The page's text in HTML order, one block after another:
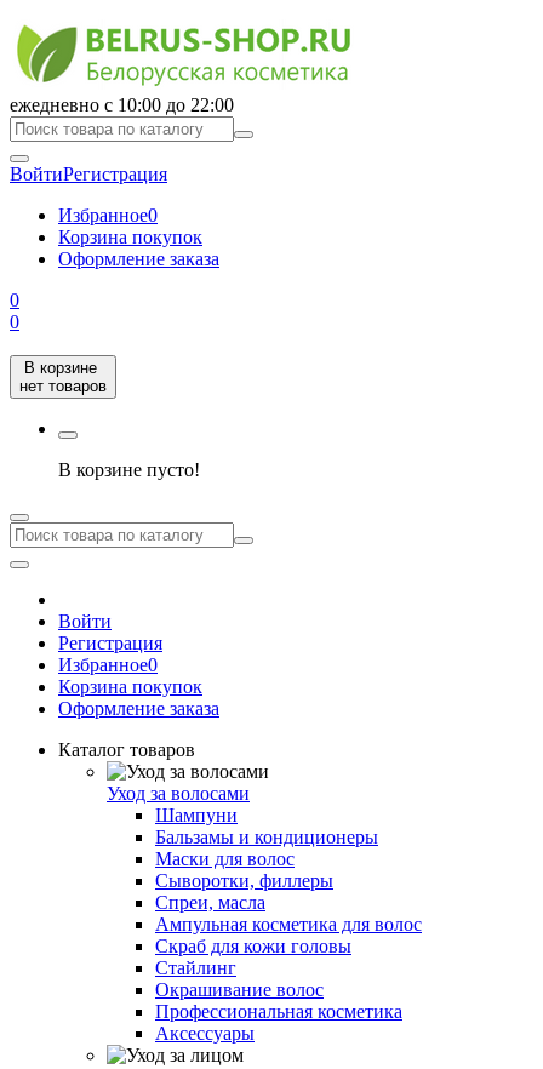
ежедневно с 10:00 до 22:00
ВойтиРегистрация
Избранное0
Корзина покупок
Оформление заказа
0
0
В корзине
нет товаров
В корзине пусто!
Войти
Регистрация
Избранное0
Корзина покупок
Оформление заказа
Каталог товаров
Уход за волосами
Шампуни
Бальзамы и кондиционеры
Маски для волос
Сыворотки, филлеры
Спреи, масла
Ампульная косметика для волос
Скраб для кожи головы
Стайлинг
Окрашивание волос
Профессиональная косметика
Аксессуары